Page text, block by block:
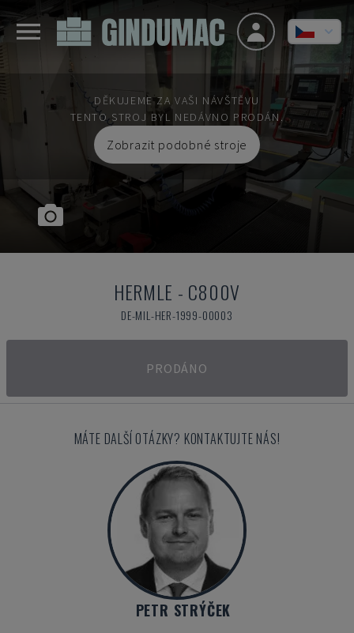
DĚKUJEME ZA VAŠI NÁVŠTĚVU
TENTO STROJ BYL NEDÁVNO PRODÁN.
Zobrazit podobné stroje
HERMLE - C800V
DE-MIL-HER-1999-00003
PRODÁNO
MÁTE DALŠÍ OTÁZKY? KONTAKTUJTE NÁS!
PETR STRÝČEK